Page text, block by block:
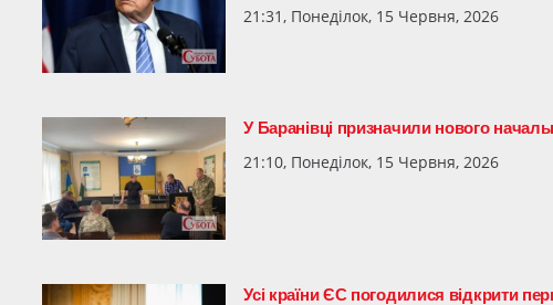
21:31, Понеділок, 15 Червня, 2026
У Баранівці призначили нового
21:10, Понеділок, 15 Червня, 2026
Усі країни ЄС погодилися відкрити